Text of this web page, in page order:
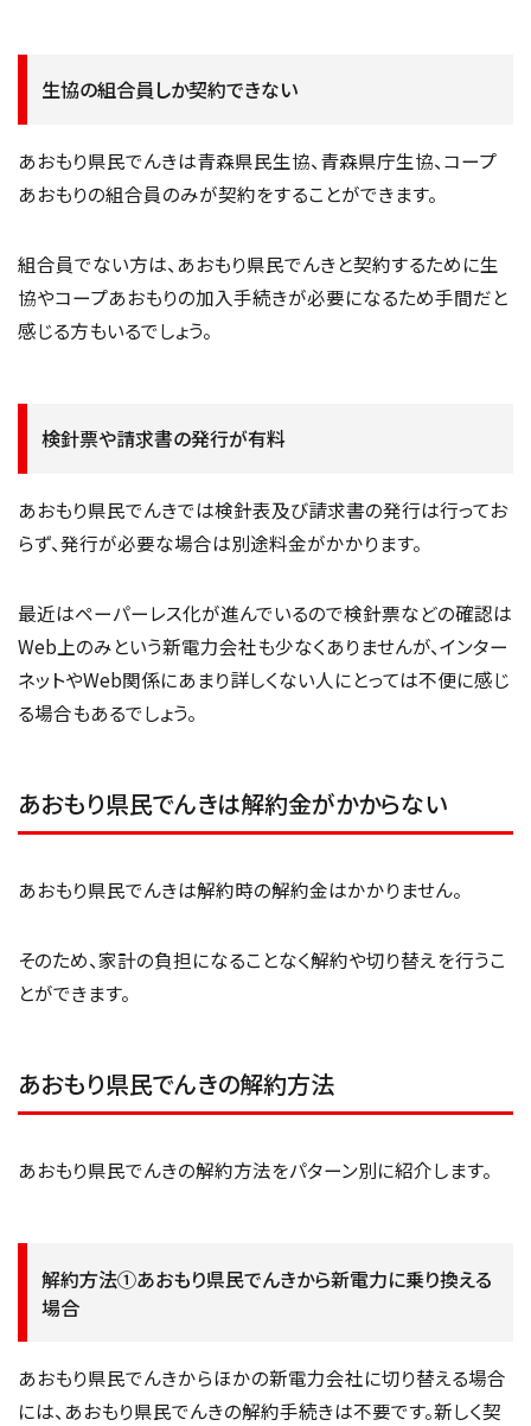
生協の組合員しか契約できない
あおもり県民でんきは青森県民生協、青森県庁生協、コープ
あおもりの組合員のみが契約をすることができます。
組合員でない方は、あおもり県民でんきと契約するために生
協やコープあおもりの加入手続きが必要になるため手間だと
感じる方もいるでしょう。
検針票や請求書の発行が有料
あおもり県民でんきでは検針表及び請求書の発行は行ってお
らず、発行が必要な場合は別途料金がかかります。
最近はペーパーレス化が進んでいるので検針票などの確認は
Web上のみという新電力会社も少なくありませんが、インター
ネットやWeb関係にあまり詳しくない人にとっては不便に感じ
る場合もあるでしょう。
あおもり県民でんきは解約金がかからない
あおもり県民でんきは解約時の解約金はかかりません。
そのため、家計の負担になることなく解約や切り替えを行うこ
とができます。
あおもり県民でんきの解約方法
あおもり県民でんきの解約方法をパターン別に紹介します。
解約方法①あおもり県民でんきから新電力に乗り換える
場合
あおもり県民でんきからほかの新電力会社に切り替える場合
には、あおもり県民でんきの解約手続きは不要です。新しく契